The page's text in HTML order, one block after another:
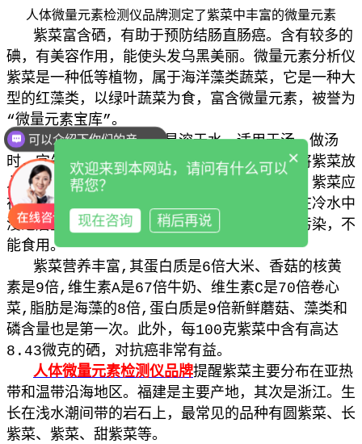
人体微量元素检测仪品牌测定了紫菜中丰富的微量元素
紫菜富含硒，有助于预防结肠直肠癌。 含有较多的
碘，有美容作用，能使头发乌黑美丽。 微量元素分析仪
紫菜是一种低等植物，属于海洋藻类蔬菜，它是一种大
型的红藻类，以绿叶蔬菜为食，富含微量元素，被誉为
“微量元素宝库”。
微量元素分析仪紫菜易溶于水，适用于汤。做汤
时，宜先将汤煮开，下料或调味料，然后立即将紫菜放
入锅中，以免紫菜因烹饪时间过长而失去营养。紫菜应
在起水泡前使用，以清除污染物和毒素。紫菜在冷水中
浸泡后呈现蓝色和紫色，说明紫菜被有毒物质污染，不
能食用。
紫菜营养丰富,其蛋白质是6倍大米、香菇的核黄
素是9倍,维生素A是67倍牛奶、维生素C是70倍卷心
菜,脂肪是海藻的8倍,蛋白质是9倍新鲜蘑菇、藻类和
磷含量也是第一次。此外，每100克紫菜中含有高达
8.43微克的硒，对抗癌非常有益。
人体微量元素检测仪品牌提醒紫菜主要分布在亚热
带和温带沿海地区。福建是主要产地，其次是浙江。生
长在浅水潮间带的岩石上，最常见的品种有圆紫菜、长
紫菜、紫菜、甜紫菜等。
可以介绍下你们的产品么
×
欢迎来到本网站，请问有什么可以
帮您？
现在咨询 稍后再说